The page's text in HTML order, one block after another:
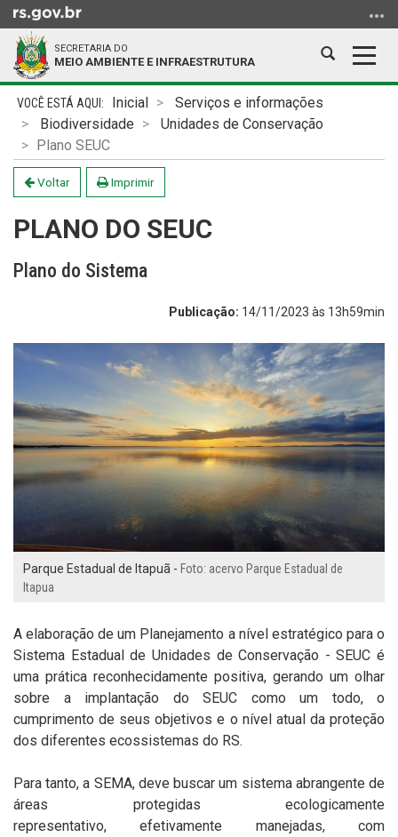
para
conteúdo
menu
para
busca
SECRETARIA DO
MEIO AMBIENTE E INFRAESTRUTURA
Abrir
busca
Início
conteúdo
Inicial
Serviços e informações
Biodiversidade
Unidades de Conservação
Plano SEUC
Voltar Imprimir
PLANO DO SEUC
Plano do Sistema
Publicação: 14/11/2023 às 13h59min
Parque Estadual de Itapuã - Foto: acervo Parque Estadual de
Itapua
A elaboração de um Planejamento a nível estratégico para o
Sistema Estadual de Unidades de Conservação - SEUC é
uma prática reconhecidamente positiva, gerando um olhar
sobre a implantação do SEUC como um todo, o
cumprimento de seus objetivos e o nível atual da proteção
dos diferentes ecossistemas do RS.
Para tanto, a SEMA, deve buscar um sistema abrangente de
áreas protegidas ecologicamente
representativo, efetivamente manejadas, com